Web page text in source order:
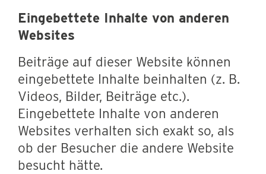
Eingebettete Inhalte von anderen
Websites
Beiträge auf dieser Website können
eingebettete Inhalte beinhalten (z. B.
Videos, Bilder, Beiträge etc.).
Eingebettete Inhalte von anderen
Websites verhalten sich exakt so, als
ob der Besucher die andere Website
besucht hätte.